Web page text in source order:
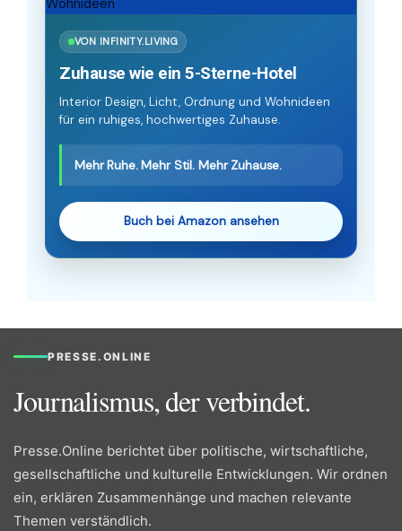
VON INFINITY.LIVING
Zuhause wie ein 5-Sterne-Hotel
Interior Design, Licht, Ordnung und Wohnideen
für ein ruhiges, hochwertiges Zuhause.
Mehr Ruhe. Mehr Stil. Mehr Zuhause.
Buch bei Amazon ansehen
PRESSE.ONLINE
Journalismus, der verbindet.
Presse.Online berichtet über politische, wirtschaftliche,
gesellschaftliche und kulturelle Entwicklungen. Wir ordnen
ein, erklären Zusammenhänge und machen relevante
Themen verständlich.